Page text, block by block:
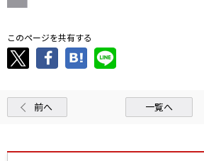
このページを共有する
前へ 一覧へ